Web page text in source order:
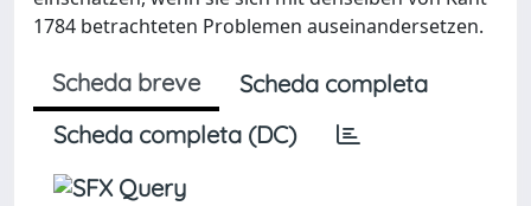
1784 betrachteten Problemen auseinandersetzen.
Scheda breve
Scheda completa
Scheda completa (DC)